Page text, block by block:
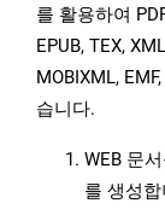
를 활용하여
EPUB, TEX,
MOBIXML,
습니다.
WEB 문
를 생성